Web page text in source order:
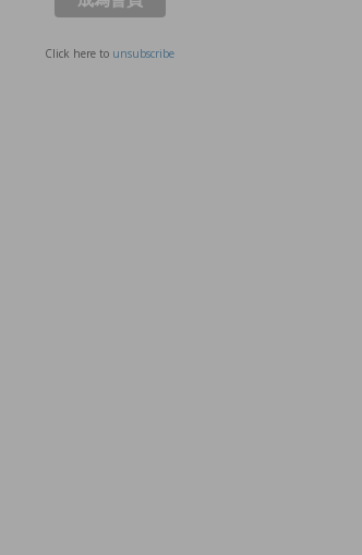
Click here to unsubscribe